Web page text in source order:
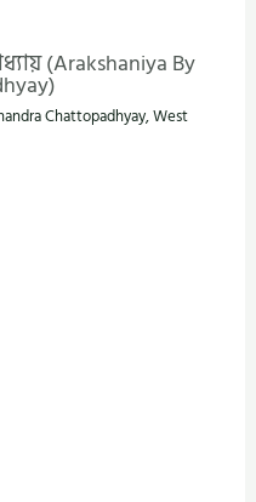
(Arakshaniya By
Chattopadhyay,West